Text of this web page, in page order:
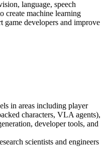
language, speech
create machine learning
game developers and improve
in areas including player
characters, VLA agents),
developer tools, and
scientists and engineers